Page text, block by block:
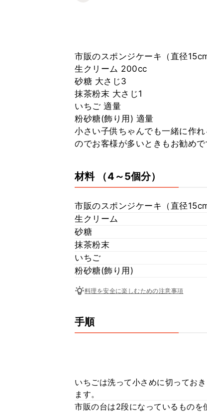
市販のスポンジケーキ（直径
生クリーム 200cc
砂糖 大さじ3
抹茶粉末 大さじ1
いちご 適量
粉砂糖(飾り用) 適量
小さい子供ちゃんでも一緒に作
のでお客様が多いときもお勧めで
材料 （4～5個分）
市販のスポンジケーキ（直径
生クリーム
砂糖
抹茶粉末
いちご
粉砂糖(飾り用)
料理を安全に楽しむための注意事項
手順
いちごは洗って小さめに切ってお
ます。
市販の台は2段になっているものを